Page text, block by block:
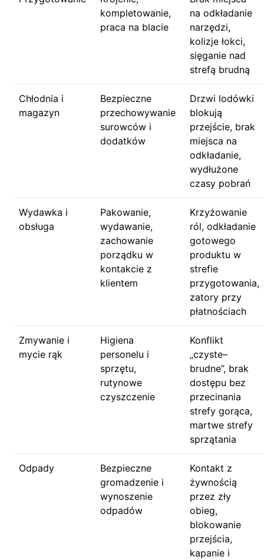
kompletowanie,
praca na blacie
na odkładanie
narzędzi,
kolizje łokci,
sięganie nad
strefą brudną
Chłodnia i
magazyn
Bezpieczne
przechowywanie
surowców i
dodatków
Drzwi lodówki
blokują
przejście, brak
miejsca na
odkładanie,
wydłużone
czasy pobrań
Wydawka i
obsługa
Pakowanie,
wydawanie,
zachowanie
porządku w
kontakcie z
klientem
Krzyżowanie
ról, odkładanie
gotowego
produktu w
strefie
przygotowania,
zatory przy
płatnościach
Zmywanie i
mycie rąk
Higiena
personelu i
sprzętu,
rutynowe
czyszczenie
Konflikt
„czyste–
brudne”, brak
dostępu bez
przecinania
strefy gorąca,
martwe strefy
sprzątania
Odpady
Bezpieczne
gromadzenie i
wynoszenie
odpadów
Kontakt z
żywnością
przez zły
obieg,
blokowanie
przejścia,
kapanie i